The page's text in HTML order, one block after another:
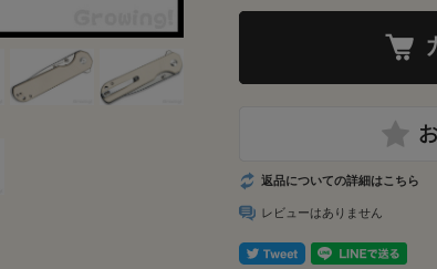
返品についての詳細はこちら
レビューはありません